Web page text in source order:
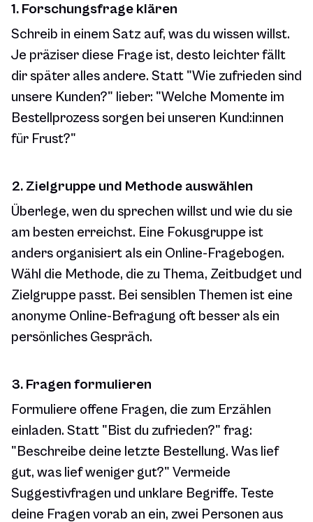
1. Forschungsfrage klären
Schreib in einem Satz auf, was du wissen willst.
Je präziser diese Frage ist, desto leichter fällt
dir später alles andere. Statt "Wie zufrieden sind
unsere Kunden?" lieber: "Welche Momente im
Bestellprozess sorgen bei unseren Kund:innen
für Frust?"
2. Zielgruppe und Methode auswählen
Überlege, wen du sprechen willst und wie du sie
am besten erreichst. Eine Fokusgruppe ist
anders organisiert als ein Online-Fragebogen.
Wähl die Methode, die zu Thema, Zeitbudget und
Zielgruppe passt. Bei sensiblen Themen ist eine
anonyme Online-Befragung oft besser als ein
persönliches Gespräch.
3. Fragen formulieren
Formuliere offene Fragen, die zum Erzählen
einladen. Statt "Bist du zufrieden?" frag:
"Beschreibe deine letzte Bestellung. Was lief
gut, was lief weniger gut?" Vermeide
Suggestivfragen und unklare Begriffe. Teste
deine Fragen vorab an ein, zwei Personen aus